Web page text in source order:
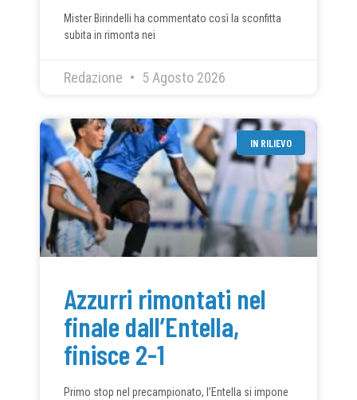
Mister Birindelli ha commentato così la sconfitta
subita in rimonta nei
Redazione 5 Agosto 2026
IN RILIEVO
Azzurri rimontati nel
finale dall’Entella,
finisce 2-1
Primo stop nel precampionato, l’Entella si impone